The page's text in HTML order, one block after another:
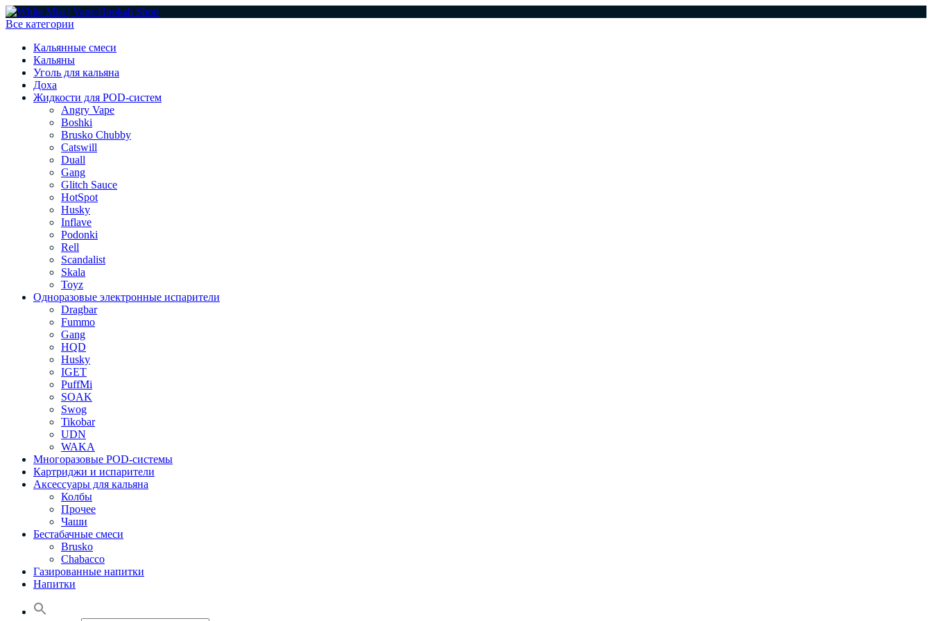
Все категории
Кальянные смеси
Кальяны
Уголь для кальяна
Доха
Жидкости для POD-систем
Angry Vape
Boshki
Brusko Chubby
Catswill
Duall
Gang
Glitch Sauce
HotSpot
Husky
Inflave
Podonki
Rell
Scandalist
Skala
Toyz
Одноразовые электронные испарители
Dragbar
Fummo
Gang
HQD
Husky
IGET
PuffMi
SOAK
Swog
Tikobar
UDN
WAKA
Многоразовые POD-системы
Картриджи и испарители
Аксессуары для кальяна
Колбы
Прочее
Чаши
Бестабачные смеси
Brusko
Chabacco
Газированные напитки
Напитки